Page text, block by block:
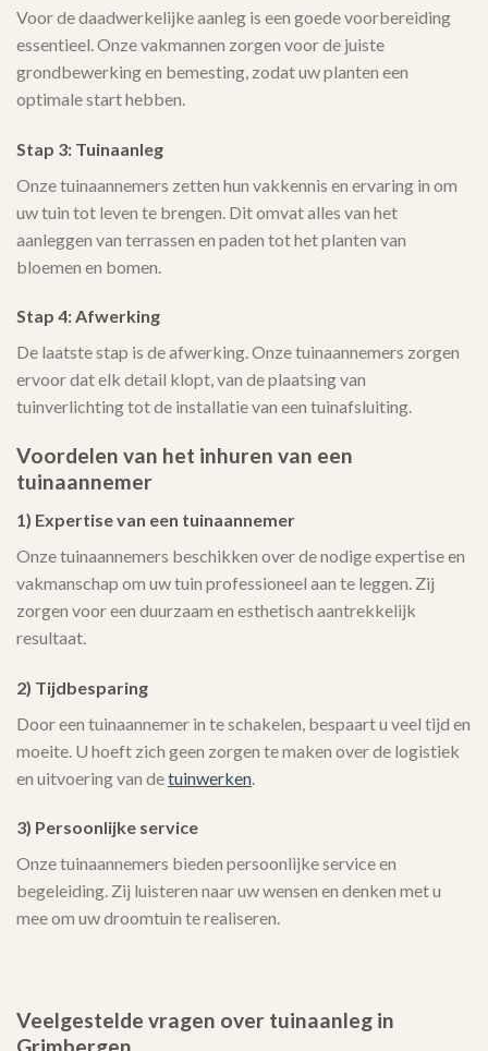
Voor de daadwerkelijke aanleg is een goede voorbereiding
essentieel. Onze vakmannen zorgen voor de juiste
grondbewerking en bemesting, zodat uw planten een
optimale start hebben.
Stap 3: Tuinaanleg
Onze tuinaannemers zetten hun vakkennis en ervaring in om
uw tuin tot leven te brengen. Dit omvat alles van het
aanleggen van terrassen en paden tot het planten van
bloemen en bomen.
Stap 4: Afwerking
De laatste stap is de afwerking. Onze tuinaannemers zorgen
ervoor dat elk detail klopt, van de plaatsing van
tuinverlichting tot de installatie van een tuinafsluiting.
Voordelen van het inhuren van een
tuinaannemer
1) Expertise van een tuinaannemer
Onze tuinaannemers beschikken over de nodige expertise en
vakmanschap om uw tuin professioneel aan te leggen. Zij
zorgen voor een duurzaam en esthetisch aantrekkelijk
resultaat.
2) Tijdbesparing
Door een tuinaannemer in te schakelen, bespaart u veel tijd en
moeite. U hoeft zich geen zorgen te maken over de logistiek
en uitvoering van detuinwerken
3) Persoonlijke service
Onze tuinaannemers bieden persoonlijke service en
begeleiding. Zij luisteren naar uw wensen en denken met u
mee om uw droomtuin te realiseren.
Veelgestelde vragen over tuinaanleg in